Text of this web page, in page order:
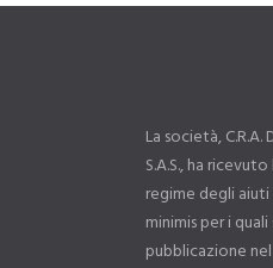
La società, C.R.A.
S.A.S., ha
regime degli
minimis per i
pubblicazione